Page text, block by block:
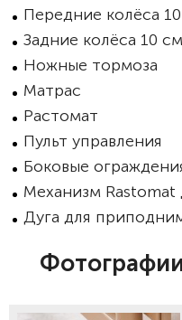
Передние колёса
Задние колёса 10 см
Ножные тормоза
Матрас
Растомат
Пульт управления
Боковые
Механизм
Дуга для